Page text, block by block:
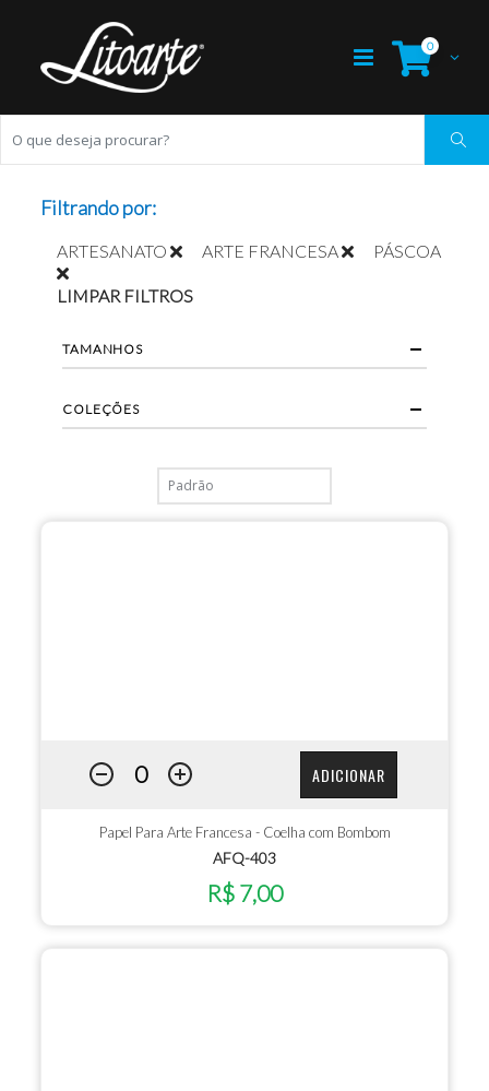
0
ADICIONAR
Papel Para Arte Francesa - Coelha com Bombom
AFQ-403
R$ 7,00
Filtrando por:
ARTESANATO ARTE FRANCESA PÁSCOA
LIMPAR FILTROS
TAMANHOS
COLEÇÕES